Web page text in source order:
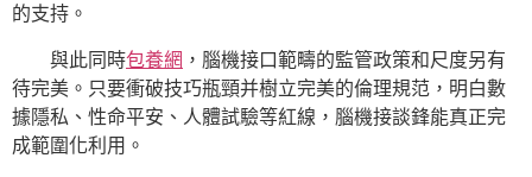
的支持。
與此同時包養網 ，腦機接口範疇的監管政策和尺度另有
待完美。只要衝破技巧瓶頸并樹立完美的倫理規范，明白數
據隱私、性命平安、人體試驗等紅線，腦機接談鋒能真正完
成範圍化利用。